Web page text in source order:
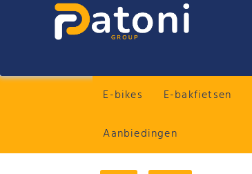
E-bikes E-bakfietsen
Aanbiedingen